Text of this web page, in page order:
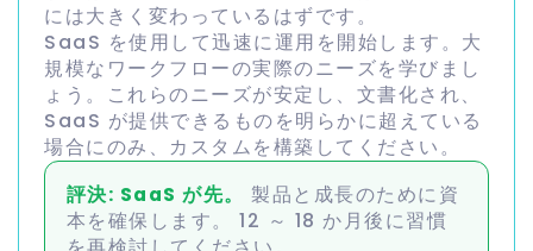
には大きく変わっているはずです。
SaaS を使用して迅速に運用を開始します。大
規模なワークフローの実際のニーズを学びまし
ょう。これらのニーズが安定し、文書化され、
SaaS が提供できるものを明らかに超えている
場合にのみ、カスタムを構築してください。
評決: SaaS が先。
製品と成長のために資
本を確保します。 12 ～ 18 か月後に習慣